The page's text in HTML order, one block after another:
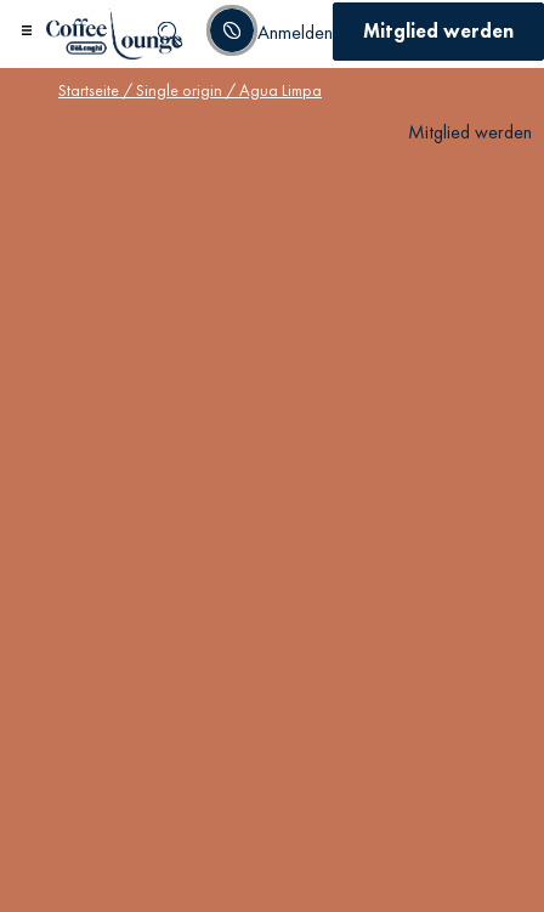
Anmelden Mitglied werden
Mitglied werden
Startseite /Single origin / Agua Limpa